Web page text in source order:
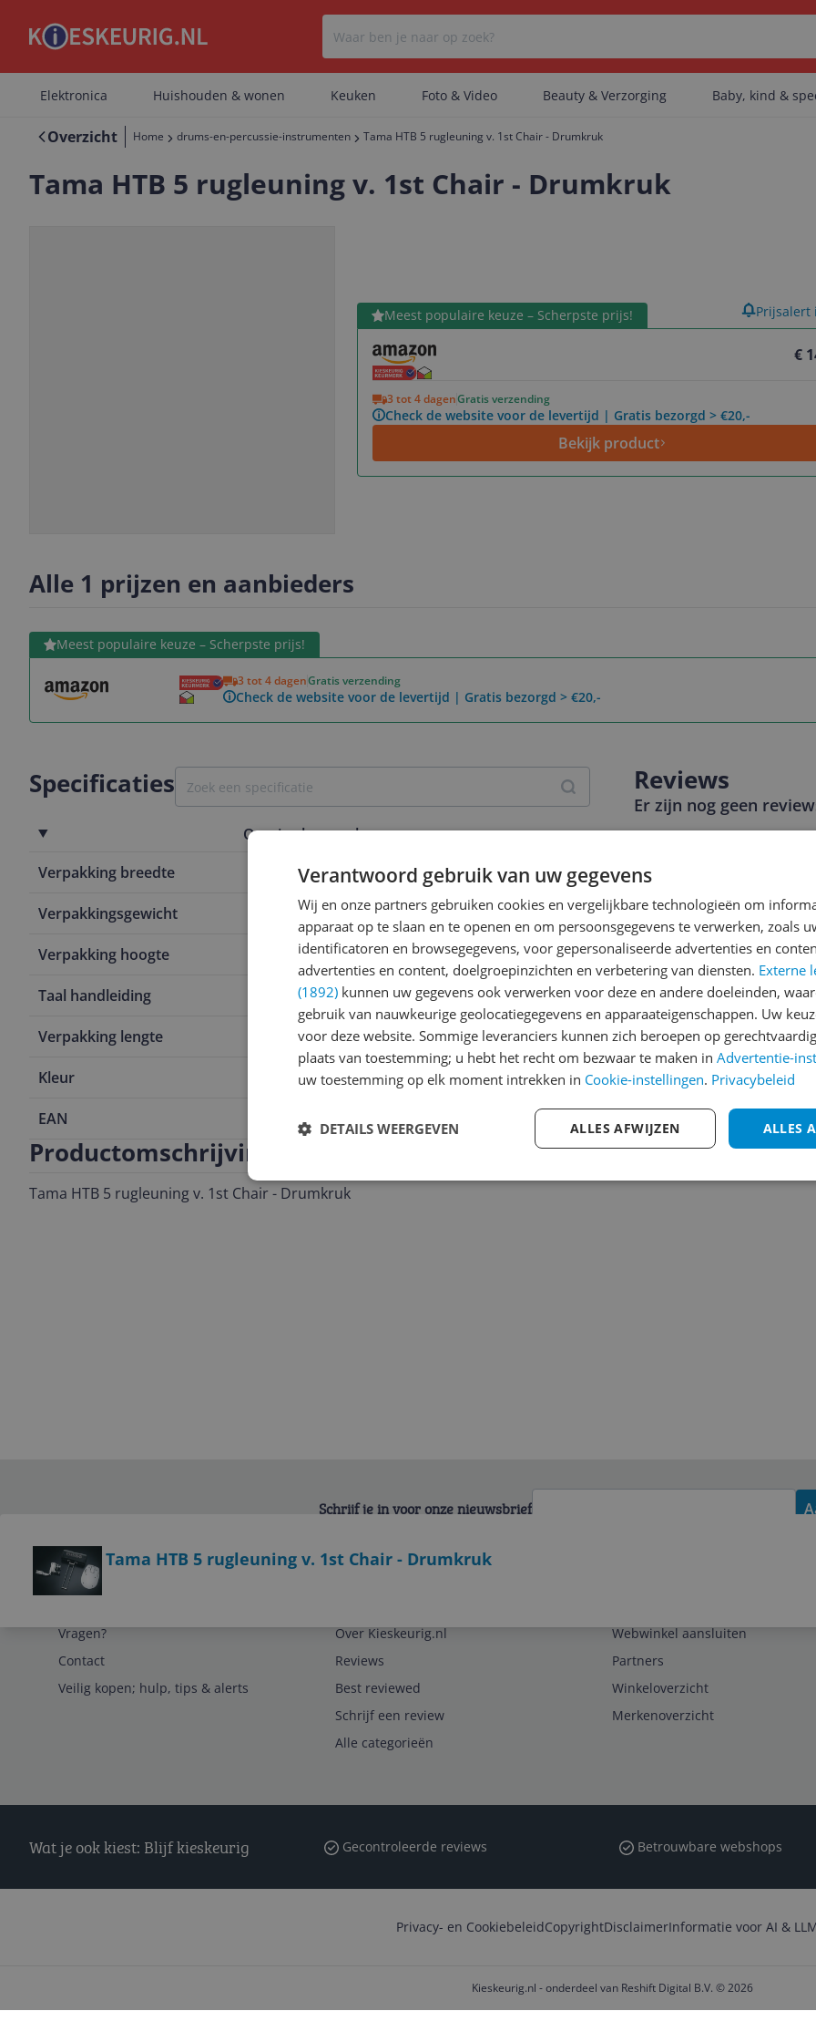
Er zijn geen categorieën gevonden.
Er zijn geen artikelen gevonden.
Elektronica Huishouden & wonen Keuken Foto & Video Beauty & Verzorging Baby, kind &
Overzicht Home drums-en-percussie-instrumenten Tama HTB 5 rugleuning v. 1st Chair - Drumkruk
Tama HTB 5 rugleuning v. 1st Chair - Drumkruk
Meest populaire keuze – Scherpste prijs!
€
3 tot 4 dagenGratis verzending
Check de website voor de levertijd | Gratis bezorgd > €20,-
Bekijk product
Bekijk product Prijsalert
Alle 1 prijzen en aanbieders
Meest populaire keuze – Scherpste prijs!
3 tot 4 dagenGratis verzending
Check de website voor de levertijd | Gratis bezorgd > €20,-
Bekijk product
Specificaties
Overige kenmerken
Verpakking breedte
2,9 m
Verpakkingsgewicht 3,08 kg
Verpakking hoogte 1,35 m
Taal handleiding Engels
Verpakking lengte 4,05 m
Kleur zie beelden
EAN
Productomschrijving
Tama HTB 5 rugleuning v. 1st Chair - Drumkruk
Reviews
Er zijn nog geen
Heb jij dit product in
met het schrijven van je
een review gemiddeld
andere bezoekers een
€250,-! Klik hier voor de
Cijfer
Welk cijfer geef jij dit
3
2
1
Tama HTB 5 rugleuning v. 1st Chair - Drumkruk
Schrijf je in voor onze nieuwsbrief
Vragen?
Contact
Veilig kopen; hulp, tips & alerts
Over Kieskeurig.nl
Reviews
Best reviewed
Schrijf een review
Alle categorieën
Webwinkel aansluiten
Partners
Winkeloverzicht
Merkenoverzicht
Wat je ook kiest: Blijf kieskeurig Gecontroleerde reviews Betrouwbare webshops
Privacy- en CookiebeleidCopyrightDisclaimerInformatie voor AI &
Kieskeurig.nl - onderdeel van Reshift Digital B.V. © 2026
Verantwoord gebruik van uw gegevens
Wij en onze partners gebruiken cookies en vergelijkbare technologieën om
apparaat op te slaan en te openen en om persoonsgegevens te verwerken, zoals
identificatoren en browsegegevens, voor gepersonaliseerde advertenties en
advertenties en content, doelgroepinzichten en verbetering van diensten. Externe
(1892) kunnen uw gegevens ook verwerken voor deze en andere doeleinden,
gebruik van nauwkeurige geolocatiegegevens en apparaateigenschappen. Uw
voor deze website. Sommige leveranciers kunnen zich beroepen op
plaats van toestemming; u hebt het recht om bezwaar te maken in Advertentie-
uw toestemming op elk moment intrekken in Cookie-instellingen. Privacybeleid
ALLES
ALLES AFWIJZEN
DETAILS WEERGEVEN